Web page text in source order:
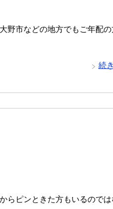
市などの地方でもご年配の
続
らピンときた方もいるので